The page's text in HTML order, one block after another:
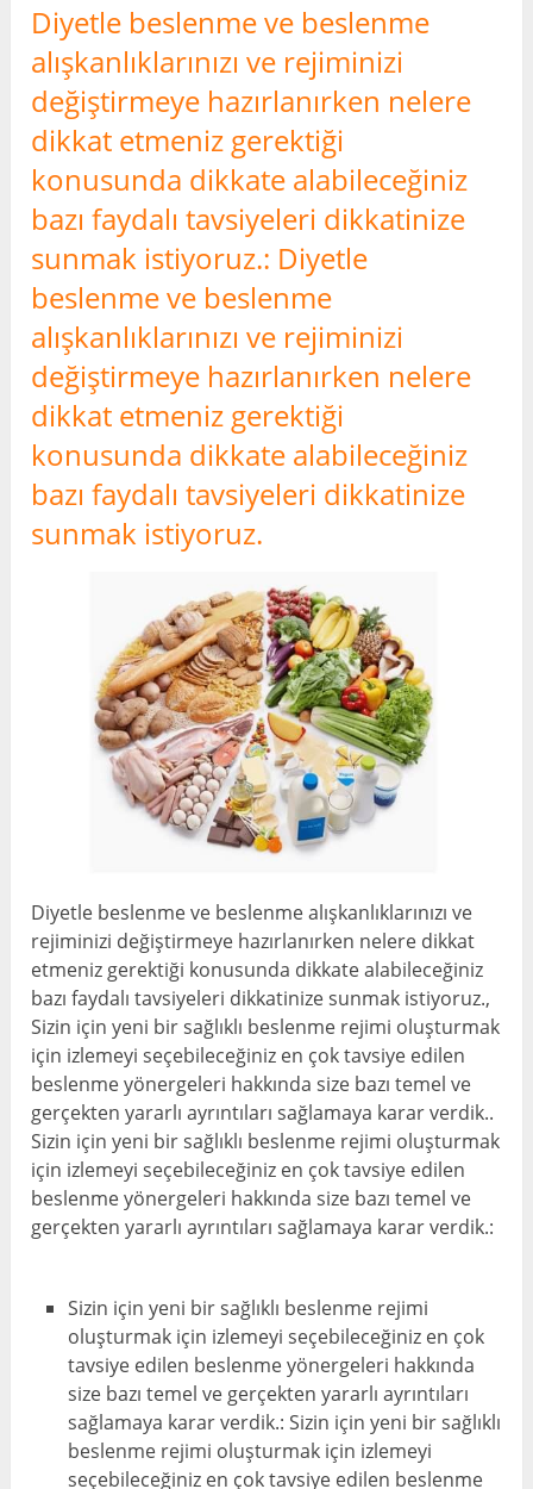
Diyetle beslenme ve beslenme
alışkanlıklarınızı ve rejiminizi
değiştirmeye hazırlanırken nelere
dikkat etmeniz gerektiği
konusunda dikkate alabileceğiniz
bazı faydalı tavsiyeleri dikkatinize
sunmak istiyoruz.: Diyetle
beslenme ve beslenme
alışkanlıklarınızı ve rejiminizi
değiştirmeye hazırlanırken nelere
dikkat etmeniz gerektiği
konusunda dikkate alabileceğiniz
bazı faydalı tavsiyeleri dikkatinize
sunmak istiyoruz.
Diyetle beslenme ve beslenme alışkanlıklarınızı ve
rejiminizi değiştirmeye hazırlanırken nelere dikkat
etmeniz gerektiği konusunda dikkate alabileceğiniz
bazı faydalı tavsiyeleri dikkatinize sunmak istiyoruz.,
Sizin için yeni bir sağlıklı beslenme rejimi oluşturmak
için izlemeyi seçebileceğiniz en çok tavsiye edilen
beslenme yönergeleri hakkında size bazı temel ve
gerçekten yararlı ayrıntıları sağlamaya karar verdik..
Sizin için yeni bir sağlıklı beslenme rejimi oluşturmak
için izlemeyi seçebileceğiniz en çok tavsiye edilen
beslenme yönergeleri hakkında size bazı temel ve
gerçekten yararlı ayrıntıları sağlamaya karar verdik.:
Sizin için yeni bir sağlıklı beslenme rejimi
oluşturmak için izlemeyi seçebileceğiniz en çok
tavsiye edilen beslenme yönergeleri hakkında
size bazı temel ve gerçekten yararlı ayrıntıları
sağlamaya karar verdik.: Sizin için yeni bir sağlıklı
beslenme rejimi oluşturmak için izlemeyi
seçebileceğiniz en çok tavsiye edilen beslenme